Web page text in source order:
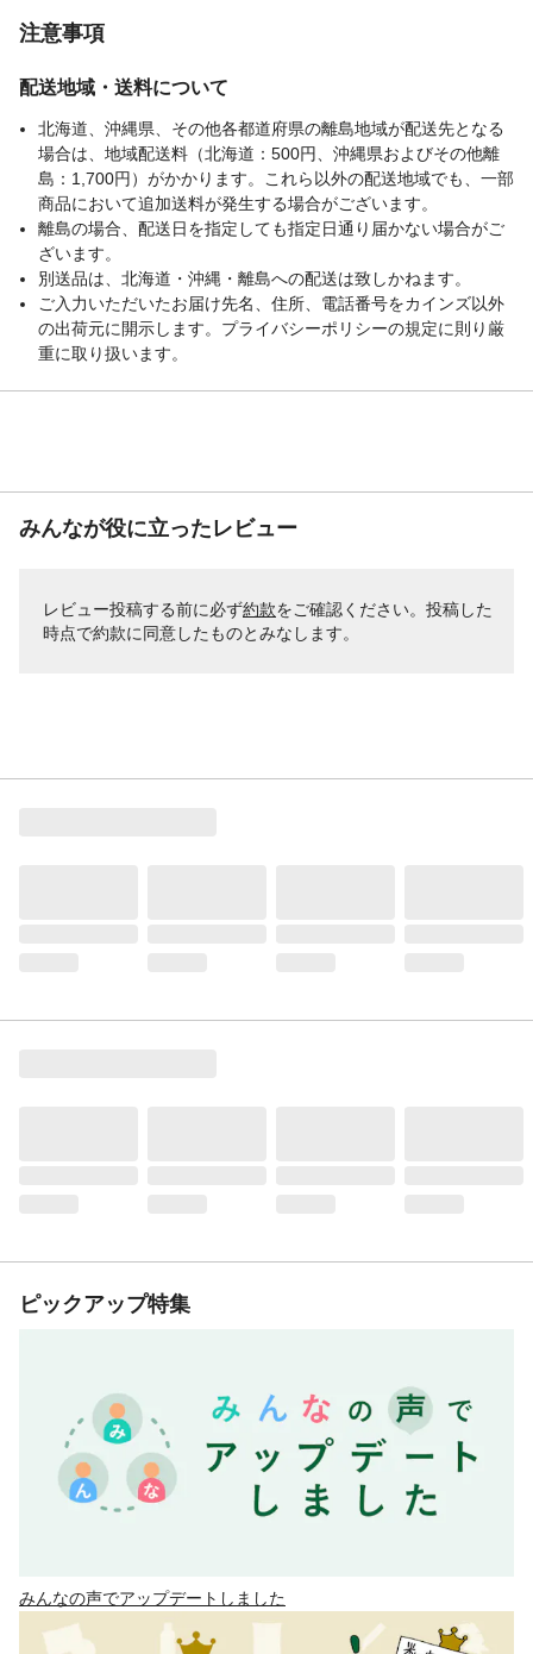
注意事項
配送地域・送料について
北海道、沖縄県、その他各都道府県の離島地域が配送先となる
場合は、地域配送料（北海道：500円、沖縄県およびその他離
島：1,700円）がかかります。これら以外の配送地域でも、一部
商品において追加送料が発生する場合がございます。
離島の場合、配送日を指定しても指定日通り届かない場合がご
ざいます。
別送品は、北海道・沖縄・離島への配送は致しかねます。
ご入力いただいたお届け先名、住所、電話番号をカインズ以外
の出荷元に開示します。プライバシーポリシーの規定に則り厳
重に取り扱います。
みんなが役に立ったレビュー
レビュー投稿する前に必ず約款をご確認ください。投稿した
時点で約款に同意したものとみなします。
ピックアップ特集
みんなの声でアップデートしました